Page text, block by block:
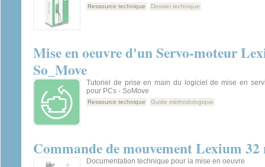
Ressource technique Dossier technique
Mise en oeuvre d'un Servo-moteur
So_Move
Tutoriel de prise en main du logiciel de mise en
pour PCs - SoMove
Ressource technique Guide méthodologique
Commande de mouvement Lexium
Documentation technique pour la mise en oeuvre